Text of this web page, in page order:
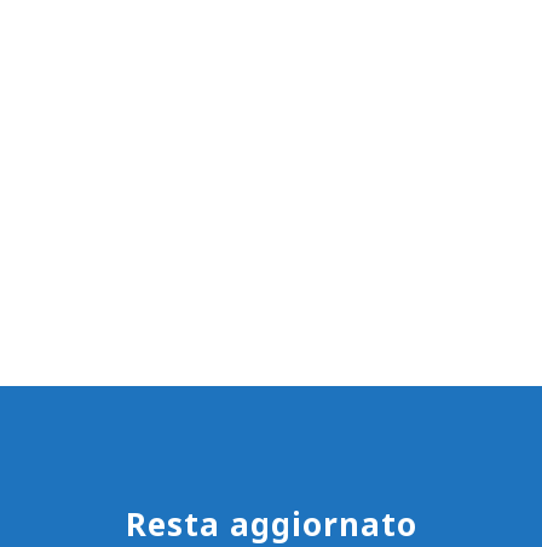
Resta aggiornato